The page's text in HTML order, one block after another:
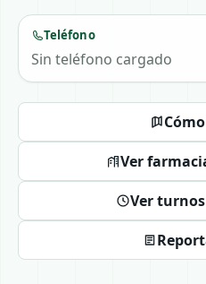
Teléfono
Sin teléfono cargado
Ver
Ver